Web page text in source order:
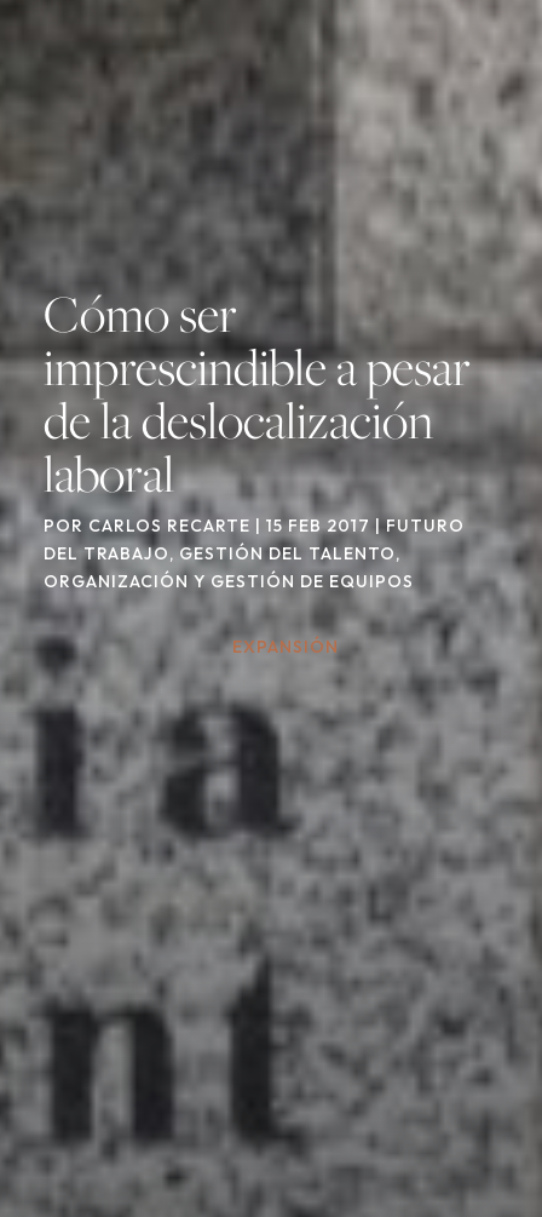
Cómo ser
imprescindible a pesar
de la deslocalización
laboral
POR CARLOS RECARTE | 15 FEB 2017 |FUTURO
DEL TRABAJO,GESTIÓN DEL TALENTO,
ORGANIZACIÓN Y GESTIÓN DE EQUIPOS
EXPANSIÓN